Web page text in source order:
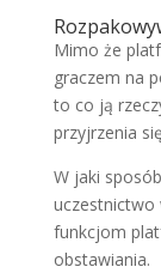
Mimo że
graczem na
to co ją
przyjrzenia
W jaki
uczestnictwo
funkcjom
obstawiania.